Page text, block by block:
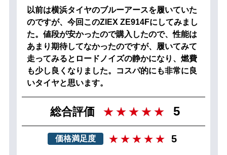
以前は横浜タイヤのブルーアースを履いていた
のですが、今回このZIEX ZE914Fにしてみまし
た。値段が安かったので購入したので、性能は
あまり期待してなかったのですが、履いてみて
走ってみるとロードノイズの静かになり、燃費
も少し良くなりました。コスパ的にも非常に良
いタイヤと思います。
総合評価 5
価格満足度 5